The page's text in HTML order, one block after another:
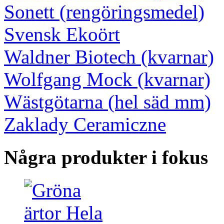
Sonett (rengöringsmedel)
Svensk Ekoört
Waldner Biotech (kvarnar)
Wolfgang Mock (kvarnar)
Wästgötarna (hel säd mm)
Zaklady Ceramiczne
Några produkter i fokus